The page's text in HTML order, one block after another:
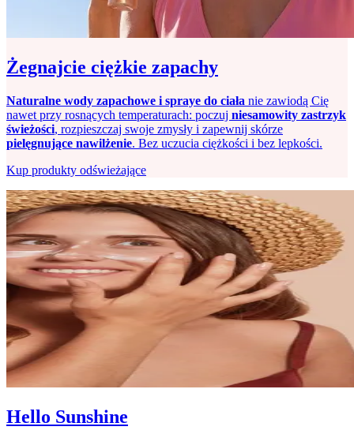
Żegnajcie ciężkie zapachy
Naturalne wody zapachowe i spraye do ciała nie zawiodą Cię
nawet przy rosnących temperaturach: poczuj niesamowity zastrzyk
świeżości, rozpieszczaj swoje zmysły i zapewnij skórze
pielęgnujące nawilżenie. Bez uczucia ciężkości i bez lepkości.
Kup produkty odświeżające
Hello Sunshine